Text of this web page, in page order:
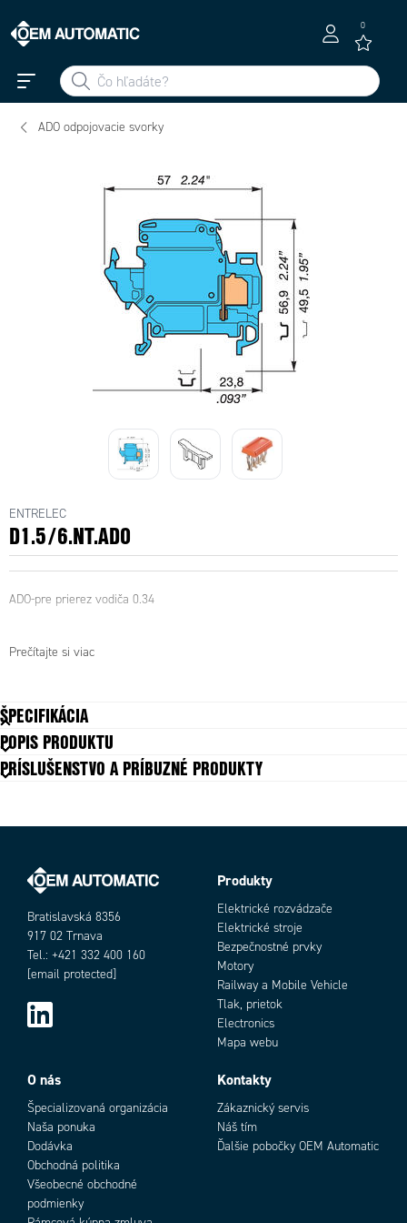
0
ADO odpojovacie svorky
ENTRELEC
D1.5/6.NT.ADO
ADO-pre prierez vodiča 0.34
Prečítajte si viac
ŠPECIFIKÁCIA
POPIS PRODUKTU
PRÍSLUŠENSTVO A PRÍBUZNÉ PRODUKTY
Objednávacie číslo
Bratislavská 8356
917 02 Trnava
Tel.: +421 332 400 160
[email protected]
Produkty
Elektrické rozvádzače
Elektrické stroje
Bezpečnostné prvky
Motory
Railway a Mobile Vehicle
Tlak, prietok
Electronics
Mapa webu
O nás
Špecializovaná organizácia
Naša ponuka
Dodávka
Obchodná politika
Všeobecné obchodné
podmienky
Kontakty
Zákaznický servis
Náš tím
Ďalšie pobočky OEM Automatic